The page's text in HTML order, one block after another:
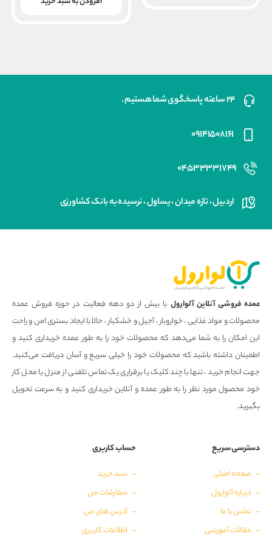
۲۴ ساعته پاسخگوی شما هستیم .
۰۹۱۴۱۵۰۸۱۶۱
۰۴۵۳۳۳۳۱۷۴۹
اردبیل ، تازه میدان ، یساول ، نرسیده به بانک کشاورزی
عمده فروشی آنلاین آلوارول با بیش از دو دهه فعالیت در حوزه فروش عمده
محصولات و مواد غذایی ، خواروبار ، آجیل و خشکبار ، حالا با ایجاد بستری امن و راحت
این امکان را به شما می‌دهد که محصولات خود را به طور عمده خریداری کنید و
اطمینان داشته باشید که محصولات خود را خیلی سریع و آسان دریافت می‌کنید.
جهت انجام خرید ، تنها با چند کلیک یا برقراری یک تماس تلفنی از منزل یا محل کار
خود محصول مورد نظر را به طور عمده و آنلاین خریداری کنید و به سرعت تحویل
بگیرید.
دسترسی سریع
صفحه اصلی
درباره آلوارول
تماس با ما
مقالات آموزشی
حساب کاربری
سبد خرید
سفارشات من
آدرس های من
اطلاعات کاربری